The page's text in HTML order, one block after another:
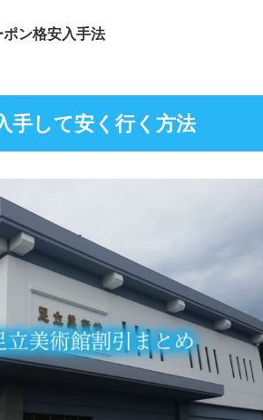
ン格安入手法
手して安く行く方法